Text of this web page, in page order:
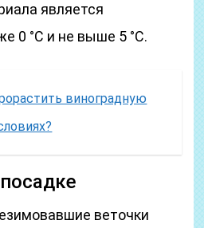
является
0 °C и не выше 5 °C.
виноградную
веточки